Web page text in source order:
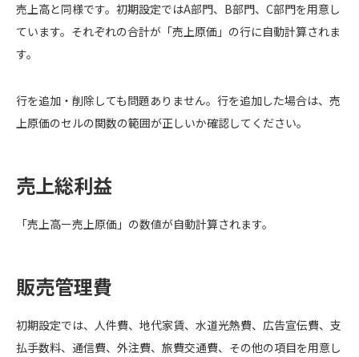
売上高と同様です。初期設定ではA部門、B部門、C部門を用意し
ています。それぞれの合計が「売上原価」の行に自動計算されま
す。
行を追加・削除しても問題ありません。行を追加した場合は、売
上原価のセルの関数の範囲が正しいか確認してください。
売上総利益
「売上高ー売上原価」の数値が自動計算されます。
販売管理費
初期設定では、人件費、地代家賃、水道光熱費、広告宣伝費、支
払手数料、通信費、外注費、旅費交通費、その他の項目を用意し